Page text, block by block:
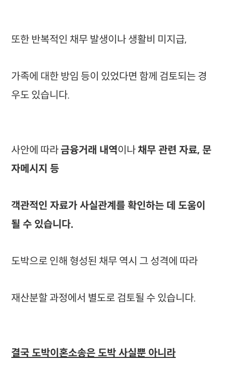
또한 반복적인 채무 발생이나 생활비 미지급,
가족에 대한 방임 등이 있었다면 함께 검토되는 경
우도 있습니다.
사안에 따라금융거래 내역이나채무 관련 자료, 문
자메시지 등
객관적인 자료가 사실관계를 확인하는 데 도움이
될 수 있습니다.
도박으로 인해 형성된 채무 역시 그 성격에 따라
재산분할 과정에서 별도로 검토될 수 있습니다.
결국 도박이혼소송은 도박 사실뿐 아니라